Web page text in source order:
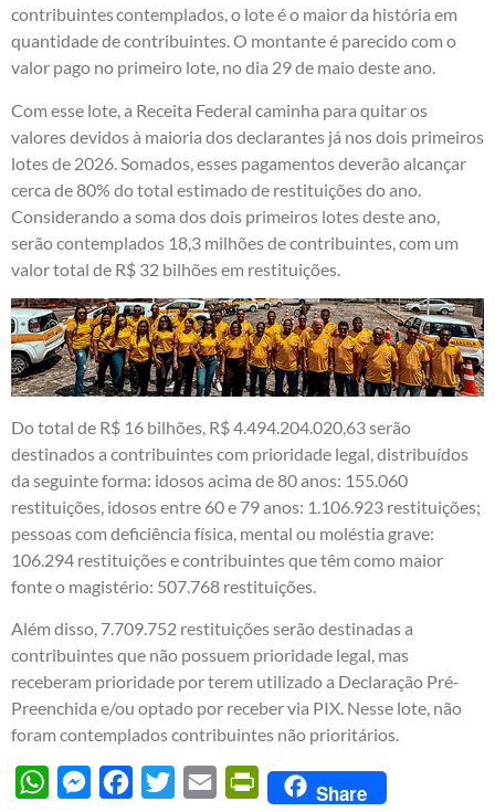
contribuintes contemplados, o lote é o maior da história em
quantidade de contribuintes. O montante é parecido com o
valor pago no primeiro lote, no dia 29 de maio deste ano.
Com esse lote, a Receita Federal caminha para quitar os
valores devidos à maioria dos declarantes já nos dois primeiros
lotes de 2026. Somados, esses pagamentos deverão alcançar
cerca de 80% do total estimado de restituições do ano.
Considerando a soma dos dois primeiros lotes deste ano,
serão contemplados 18,3 milhões de contribuintes, com um
valor total de R$ 32 bilhões em restituições.
Do total de R$ 16 bilhões, R$ 4.494.204.020,63 serão
destinados a contribuintes com prioridade legal, distribuídos
da seguinte forma: idosos acima de 80 anos: 155.060
restituições, idosos entre 60 e 79 anos: 1.106.923 restituições;
pessoas com deficiência física, mental ou moléstia grave:
106.294 restituições e contribuintes que têm como maior
fonte o magistério: 507.768 restituições.
Além disso, 7.709.752 restituições serão destinadas a
contribuintes que não possuem prioridade legal, mas
receberam prioridade por terem utilizado a Declaração Pré-
Preenchida e/ou optado por receber via PIX. Nesse lote, não
foram contemplados contribuintes não prioritários.
WhatsAppMessengerFacebook
Twitter Email PrintFriendly
Share